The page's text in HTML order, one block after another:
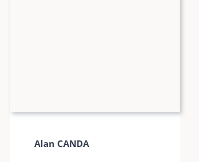
Alan CANDA